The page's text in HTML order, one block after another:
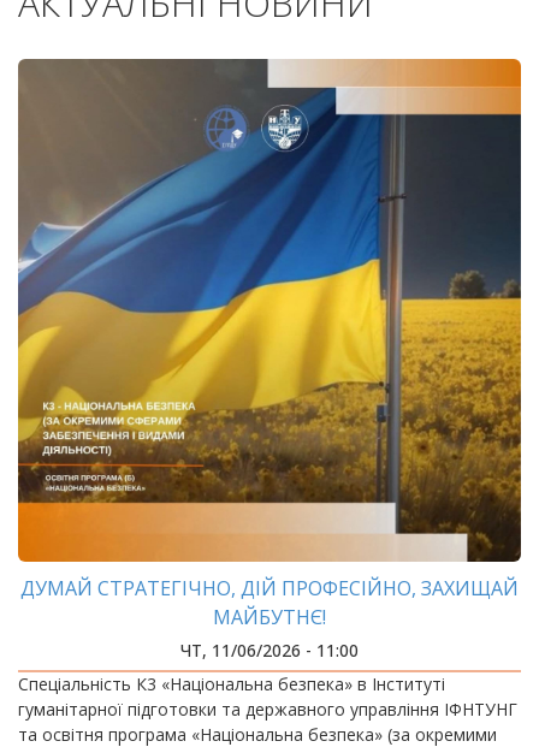
ДУМАЙ СТРАТЕГІЧНО, ДІЙ ПРОФЕСІЙНО, ЗАХИЩАЙ
МАЙБУТНЄ!
ЧТ, 11/06/2026 - 11:00
Спеціальність К3 «Національна безпека» в Інституті
гуманітарної підготовки та державного управління ІФНТУНГ
та освітня програма «Національна безпека» (за окремими